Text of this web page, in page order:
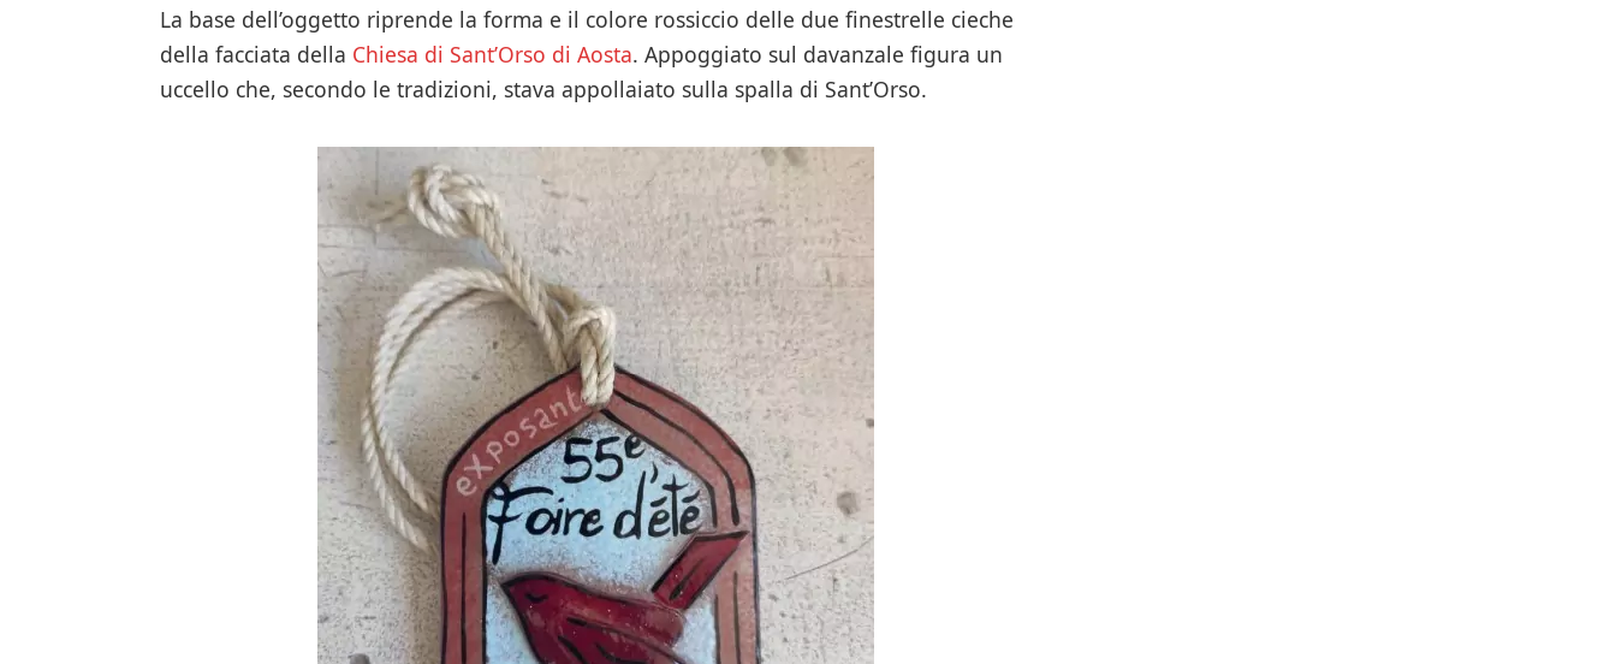
La base dell’oggetto riprende la forma e il colore rossiccio delle due finestrelle cieche
della facciata della Chiesa di Sant’Orso di Aosta. Appoggiato sul davanzale figura un
uccello che, secondo le tradizioni, stava appollaiato sulla spalla di Sant’Orso.